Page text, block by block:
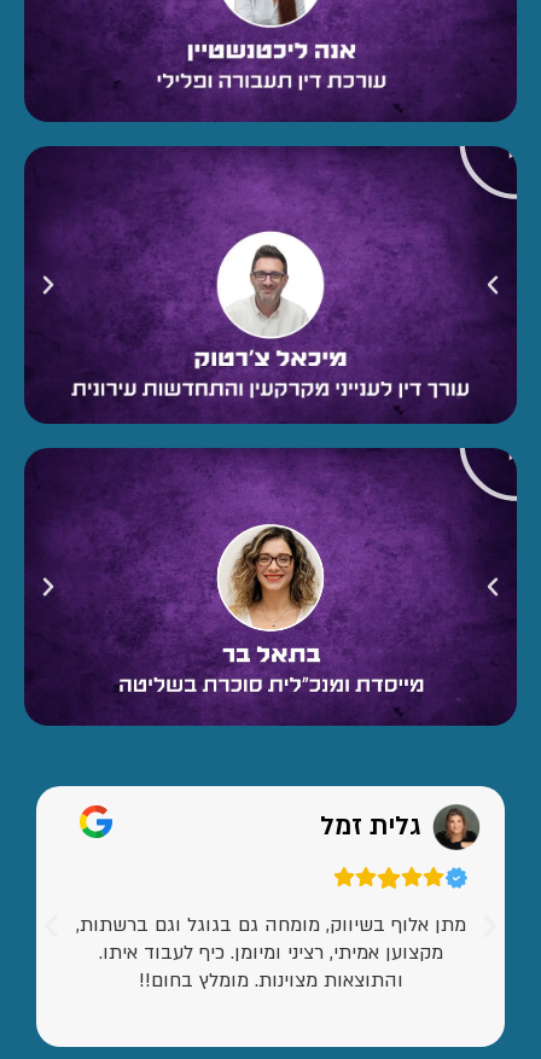
גלית זמל
מתן אלוף בשיווק, מומחה גם בגוגל וגם ברשתות,
מקצוען אמיתי, רציני ומיומן. כיף לעבוד איתו.
והתוצאות מצוינות. מומלץ בחום!!